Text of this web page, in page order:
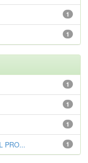
1
1
1
1
1
1
PRO...